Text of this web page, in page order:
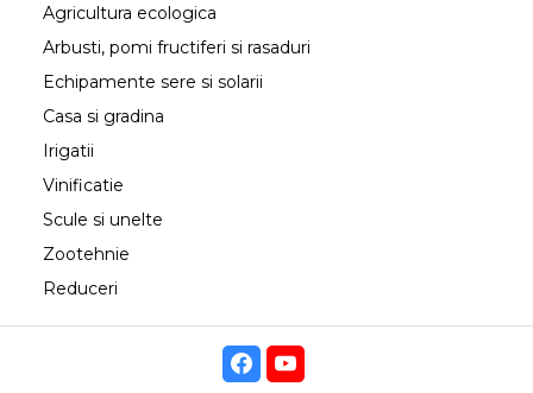
Agricultura ecologica
Arbusti, pomi fructiferi si rasaduri
Echipamente sere si solarii
Casa si gradina
Irigatii
Vinificatie
Scule si unelte
Zootehnie
Reduceri